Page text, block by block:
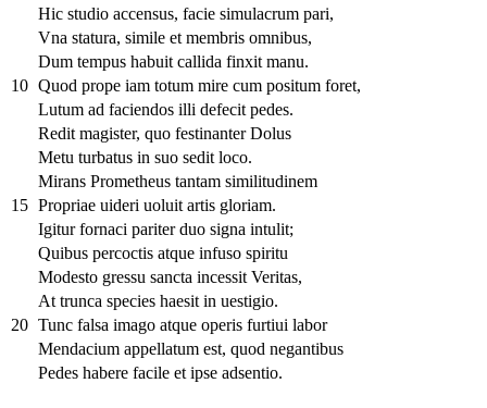
Hic studio accensus, facie simulacrum pari,
Vna statura, simile et membris omnibus,
Dum tempus habuit callida finxit manu.
10 Quod prope iam totum mire cum positum foret,
Lutum ad faciendos illi defecit pedes.
Redit magister, quo festinanter Dolus
Metu turbatus in suo sedit loco.
Mirans Prometheus tantam similitudinem
15 Propriae uideri uoluit artis gloriam.
Igitur fornaci pariter duo signa intulit;
Quibus percoctis atque infuso spiritu
Modesto gressu sancta incessit Veritas,
At trunca species haesit in uestigio.
20 Tunc falsa imago atque operis furtiui labor
Mendacium appellatum est, quod negantibus
Pedes habere facile et ipse adsentio.